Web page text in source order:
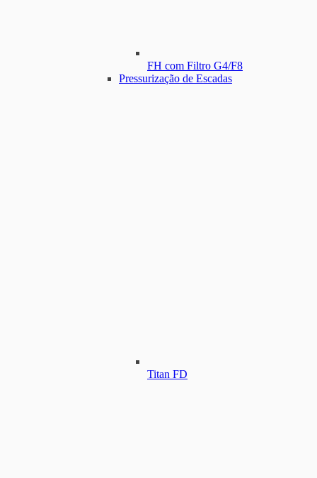
FH com Filtro G4/F8
Pressurização de Escadas
Titan FD